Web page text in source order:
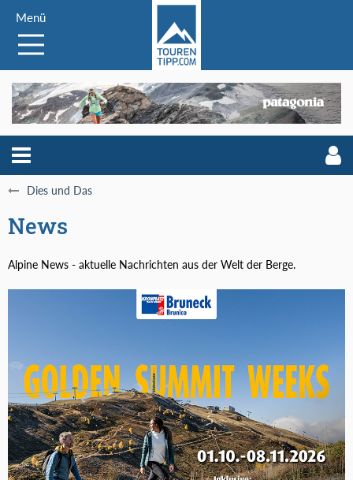
Menü
Dies und Das
News
Alpine News - aktuelle Nachrichten aus der Welt der Berge.